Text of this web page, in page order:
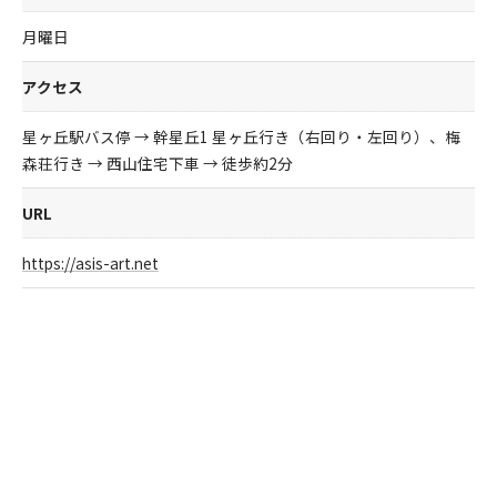
月曜日
アクセス
星ヶ丘駅バス停 → 幹星丘1 星ヶ丘行き（右回り・左回り）、梅
森荘行き → 西山住宅下車 → 徒歩約2分
URL
https://asis-art.net